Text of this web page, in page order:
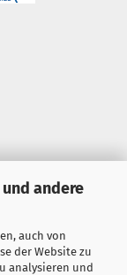
andere
auch von
der Website zu
analysieren und